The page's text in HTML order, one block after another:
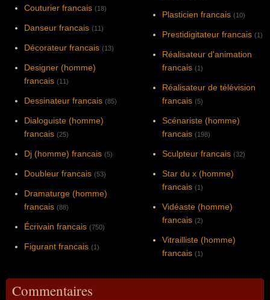
Couturier francais (18)
Danseur francais (11)
Décorateur francais (13)
Designer (homme)
francais (11)
Dessinateur francais (85)
Dialoguiste (homme)
francais (25)
Dj (homme) francais (5)
Doubleur francais (53)
Dramaturge (homme)
francais (88)
Écrivain francais (750)
Figurant francais (1)
Plasticien francais (10)
Prestidigitateur francais (1)
Réalisateur d'animation
francais (1)
Réalisateur de télévision
francais (5)
Scénariste (homme)
francais (198)
Sculpteur francais (32)
Star du x (homme)
francais (1)
Vidéaste (homme)
francais (2)
Vitrailliste (homme)
francais (1)
Commentaires